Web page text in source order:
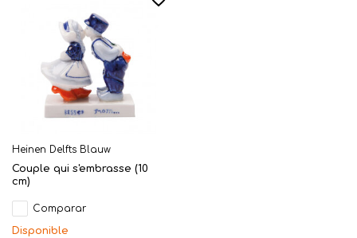
Heinen Delfts Blauw
Couple qui s'embrasse (10
cm)
Comparar
Disponible